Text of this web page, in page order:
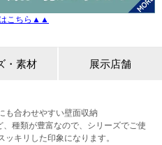
こちら▲▲
・素材 展示店舗
も合わせやすい壁面収納
種類が豊富なので、シリーズでご使
キリした印象になります。